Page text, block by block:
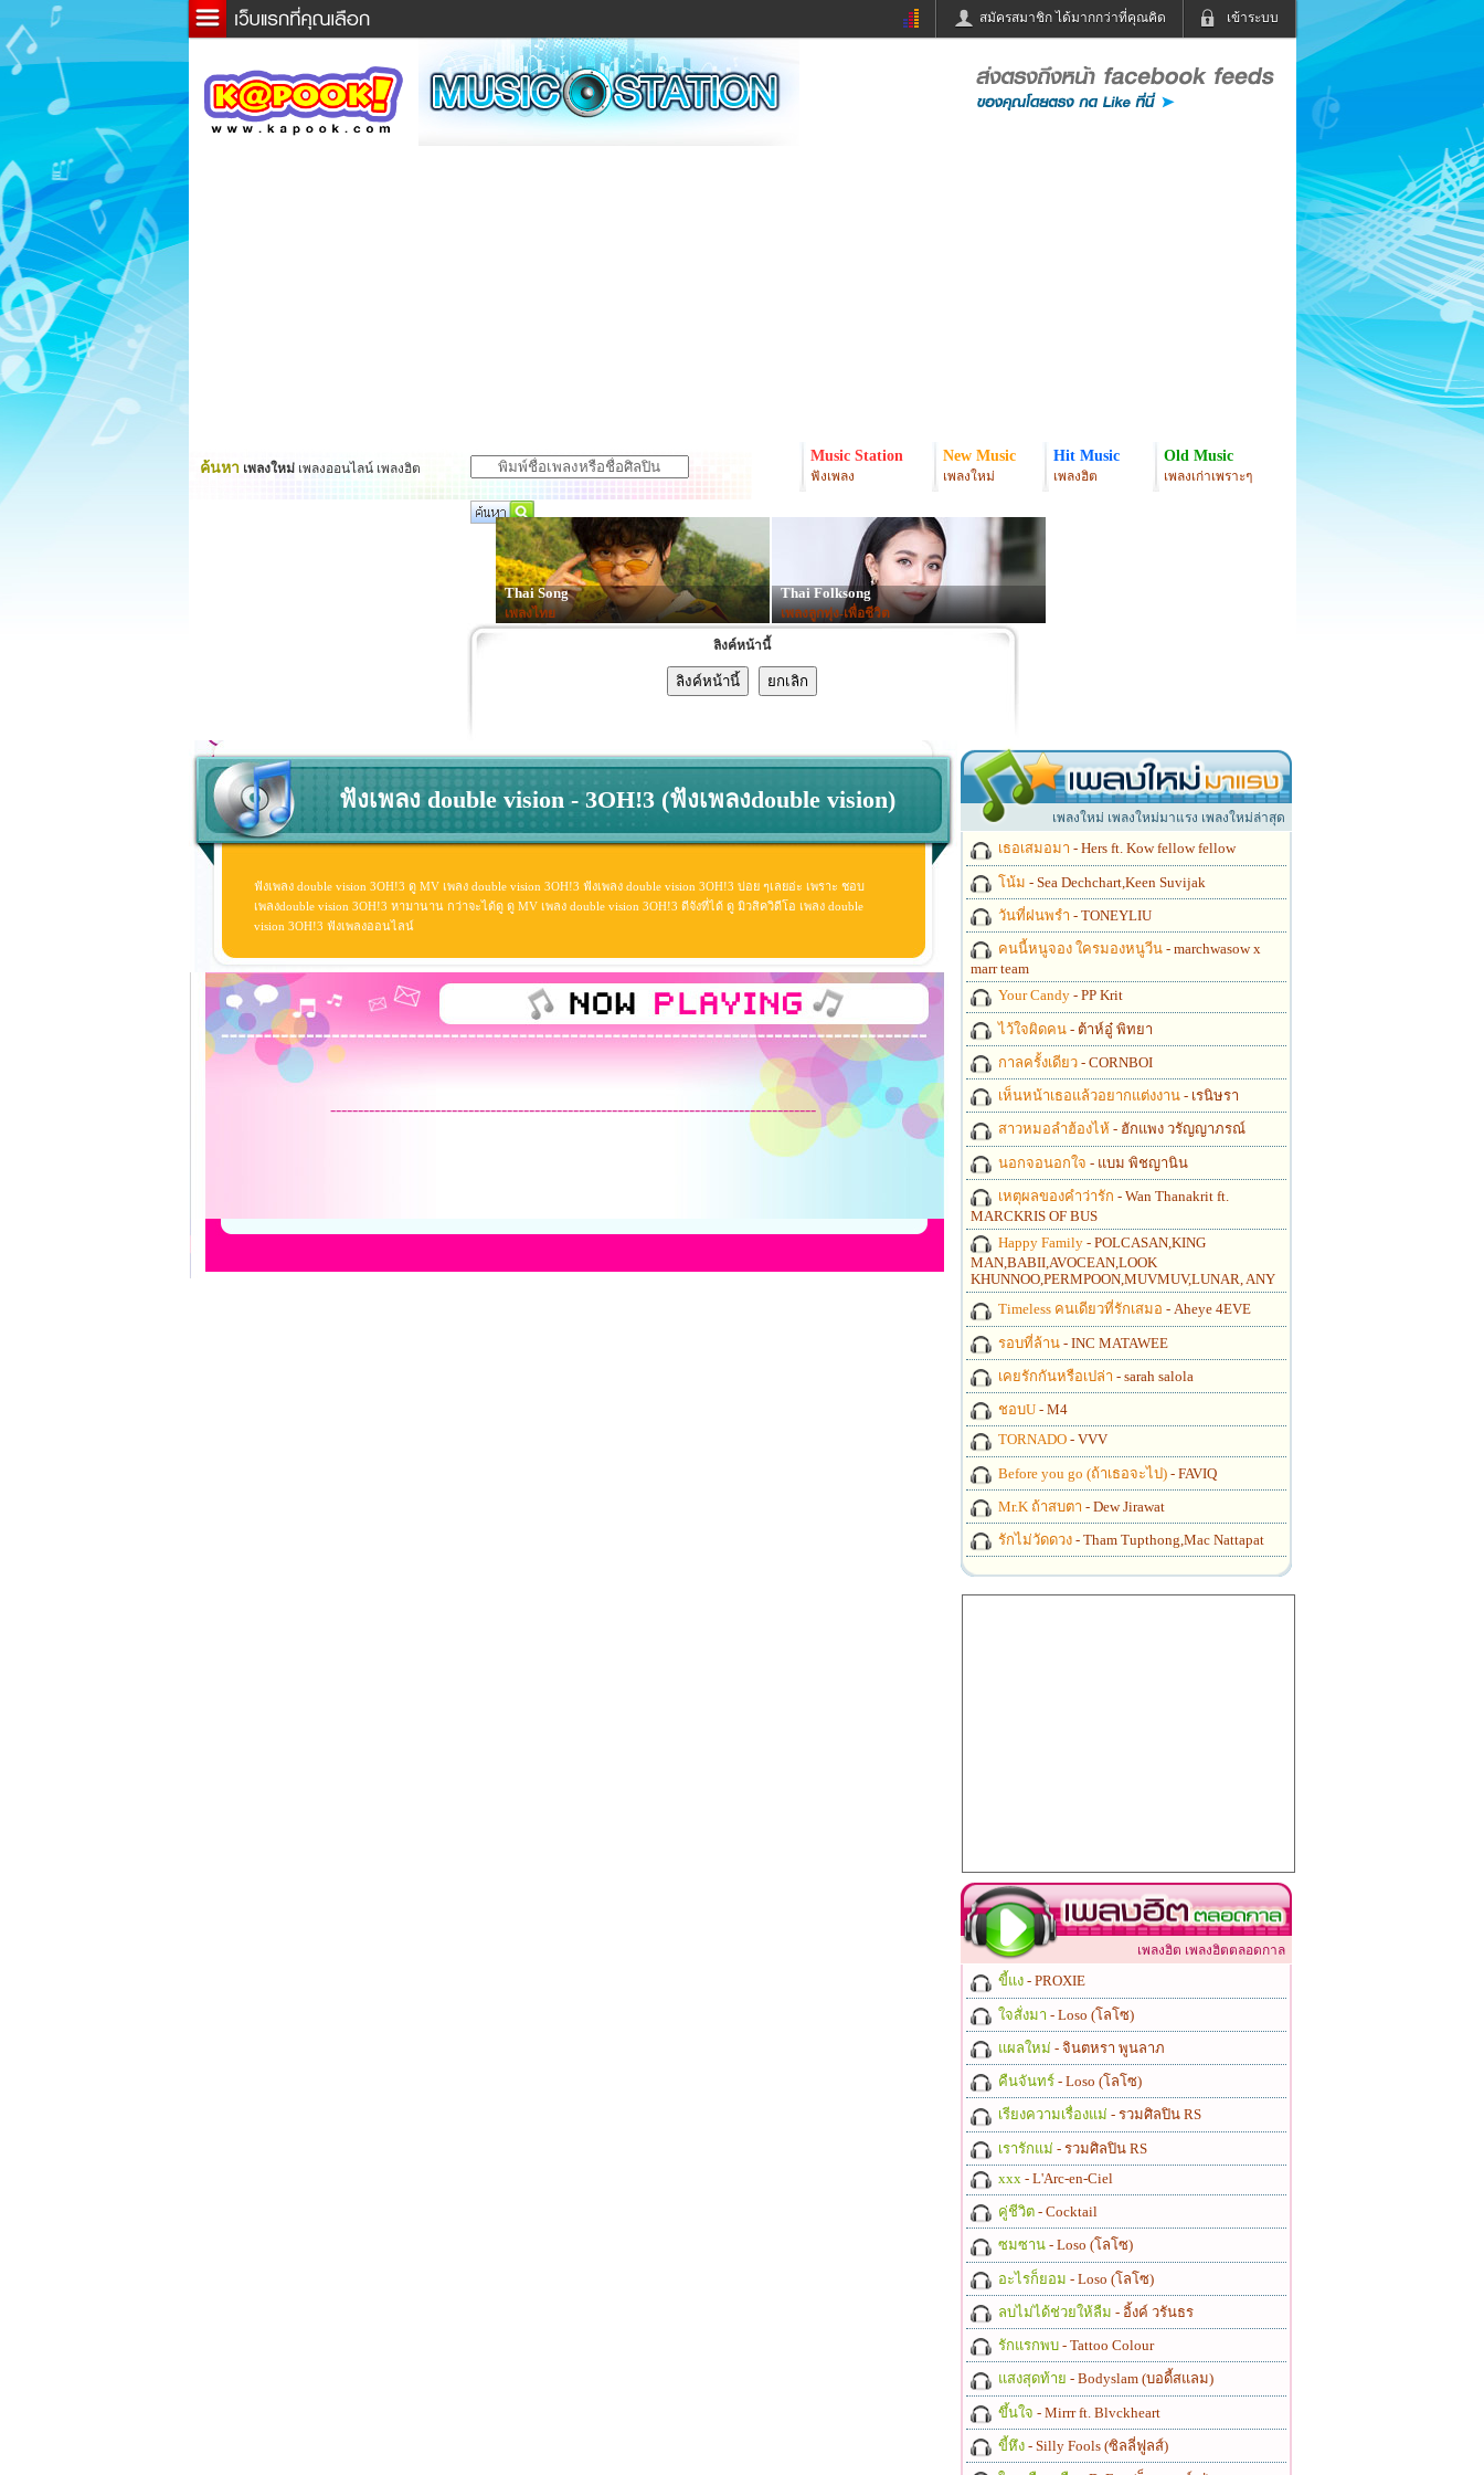
เข้าระบบ
สมัครสมาชิก ได้มากกว่าที่คุณคิด
ข่าวด่วน ข่าวสั้น
ละคร
หนังใหม่
ฟังวิทยุออนไลน์
หมากรุกไทย
Email
ค้นหา เพลงใหม่ เพลงออนไลน์ เพลงฮิต
Music Station
ฟังเพลง
New Music
เพลงใหม่
Hit Music
เพลงฮิต
Old Music
เพลงเก่าเพราะๆ
Thai Song
เพลงไทย
Thai Folksong
เพลงลูกทุ่ง-เพื่อชีวิต
ลิงค์หน้านี้
ฟังเพลง double vision - 3OH!3 (ฟังเพลงdouble vision)
ฟังเพลง double vision 3OH!3 ดู MV เพลง double vision 3OH!3 ฟังเพลง double vision 3OH!3 บ่อย ๆเลยอ่ะ เพราะ ชอบ
เพลงdouble vision 3OH!3 หามานาน กว่าจะได้ดู ดู MV เพลง double vision 3OH!3 ดีจังที่ได้ ดู มิวสิควิดีโอ เพลง double
vision 3OH!3 ฟังเพลงออนไลน์
----------------------------------------------------------------------------------------
เพลงใหม่ เพลงใหม่มาแรง เพลงใหม่ล่าสุด
เธอเสมอมา - Hers ft. Kow fellow fellow
โน้ม - Sea Dechchart,Keen Suvijak
วันที่ฝนพรำ - TONEYLIU
คนนี้หนูจอง ใครมองหนูวีน - marchwasow x
marr team
Your Candy - PP Krit
ไว้ใจผิดคน - ต้าห์อู๋ พิทยา
กาลครั้งเดียว - CORNBOI
เห็นหน้าเธอแล้วอยากแต่งงาน - เรนิษรา
สาวหมอลำฮ้องไห้ - ฮักแพง วรัญญาภรณ์
นอกจอนอกใจ - แบม พิชญานิน
เหตุผลของคำว่ารัก - Wan Thanakrit ft.
MARCKRIS OF BUS
Happy Family - POLCASAN,KING
MAN,BABII,AVOCEAN,LOOK
KHUNNOO,PERMPOON,MUVMUV,LUNAR, ANY
Timeless คนเดียวที่รักเสมอ - Aheye 4EVE
รอบที่ล้าน - INC MATAWEE
เคยรักกันหรือเปล่า - sarah salola
ชอบU - M4
TORNADO - VVV
Before you go (ถ้าเธอจะไป) - FAVIQ
Mr.K ถ้าสบตา - Dew Jirawat
รักไม่วัดดวง - Tham Tupthong,Mac Nattapat
เพลงฮิต เพลงฮิตตลอดกาล
ขี้แง - PROXIE
ใจสั่งมา - Loso (โลโซ)
แผลใหม่ - จินตหรา พูนลาภ
คืนจันทร์ - Loso (โลโซ)
เรียงความเรื่องแม่ - รวมศิลปิน RS
เรารักแม่ - รวมศิลปิน RS
xxx - L'Arc-en-Ciel
คู่ชีวิต - Cocktail
ซมซาน - Loso (โลโซ)
อะไรก็ยอม - Loso (โลโซ)
ลบไม่ได้ช่วยให้ลืม - อิ้งค์ วรันธร
รักแรกพบ - Tattoo Colour
แสงสุดท้าย - Bodyslam (บอดี้สแลม)
ขึ้นใจ - Mirrr ft. Blvckheart
ขี้หึง - Silly Fools (ซิลลี่ฟูลส์)